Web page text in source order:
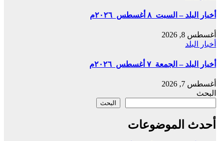
أخبار البلد – السبت ٨ أغسطس ٢٠٢٦م
أغسطس 8, 2026
أخبار البلد
أخبار البلد – الجمعة ٧ أغسطس ٢٠٢٦م
أغسطس 7, 2026
البحث
البحث
أحدث الموضوعات